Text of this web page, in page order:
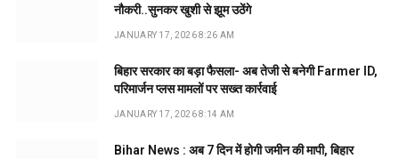
नौकरी..सुनकर खुशी से झूम उठेंगे
JANUARY 17, 2026 8:26 AM
बिहार सरकार का बड़ा फैसला- अब तेजी से बनेगी Farmer ID,
परिमार्जन प्लस मामलों पर सख्त कार्रवाई
JANUARY 17, 2026 8:14 AM
Bihar News : अब 7 दिन में होगी जमीन की मापी, बिहार